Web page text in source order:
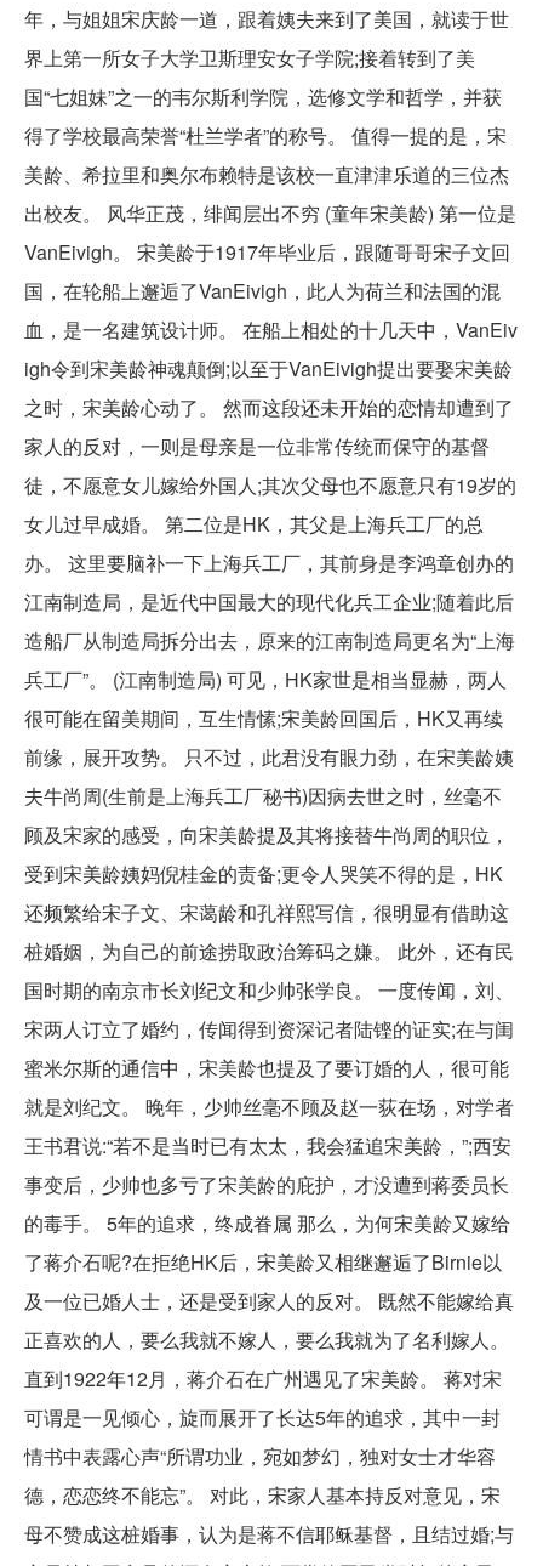
年，与姐姐宋庆龄一道，跟着姨夫来到了美国，就读于世
界上第一所女子大学卫斯理安女子学院;接着转到了美
国“七姐妹”之一的韦尔斯利学院，选修文学和哲学，并获
得了学校最高荣誉“杜兰学者”的称号。 值得一提的是，宋
美龄、希拉里和奥尔布赖特是该校一直津津乐道的三位杰
出校友。 风华正茂，绯闻层出不穷 (童年宋美龄) 第一位是
VanEivigh。 宋美龄于1917年毕业后，跟随哥哥宋子文回
国，在轮船上邂逅了VanEivigh，此人为荷兰和法国的混
血，是一名建筑设计师。 在船上相处的十几天中，VanEiv
igh令到宋美龄神魂颠倒;以至于VanEivigh提出要娶宋美龄
之时，宋美龄心动了。 然而这段还未开始的恋情却遭到了
家人的反对，一则是母亲是一位非常传统而保守的基督
徒，不愿意女儿嫁给外国人;其次父母也不愿意只有19岁的
女儿过早成婚。 第二位是HK，其父是上海兵工厂的总
办。 这里要脑补一下上海兵工厂，其前身是李鸿章创办的
江南制造局，是近代中国最大的现代化兵工企业;随着此后
造船厂从制造局拆分出去，原来的江南制造局更名为“上海
兵工厂”。 (江南制造局) 可见，HK家世是相当显赫，两人
很可能在留美期间，互生情愫;宋美龄回国后，HK又再续
前缘，展开攻势。 只不过，此君没有眼力劲，在宋美龄姨
夫牛尚周(生前是上海兵工厂秘书)因病去世之时，丝毫不
顾及宋家的感受，向宋美龄提及其将接替牛尚周的职位，
受到宋美龄姨妈倪桂金的责备;更令人哭笑不得的是，HK
还频繁给宋子文、宋蔼龄和孔祥熙写信，很明显有借助这
桩婚姻，为自己的前途捞取政治筹码之嫌。 此外，还有民
国时期的南京市长刘纪文和少帅张学良。 一度传闻，刘、
宋两人订立了婚约，传闻得到资深记者陆铿的证实;在与闺
蜜米尔斯的通信中，宋美龄也提及了要订婚的人，很可能
就是刘纪文。 晚年，少帅丝毫不顾及赵一荻在场，对学者
王书君说:“若不是当时已有太太，我会猛追宋美龄，”;西安
事变后，少帅也多亏了宋美龄的庇护，才没遭到蒋委员长
的毒手。 5年的追求，终成眷属 那么，为何宋美龄又嫁给
了蒋介石呢?在拒绝HK后，宋美龄又相继邂逅了Birnie以
及一位已婚人士，还是受到家人的反对。 既然不能嫁给真
正喜欢的人，要么我就不嫁人，要么我就为了名利嫁人。
直到1922年12月，蒋介石在广州遇见了宋美龄。 蒋对宋
可谓是一见倾心，旋而展开了长达5年的追求，其中一封
情书中表露心声“所谓功业，宛如梦幻，独对女士才华容
德，恋恋终不能忘”。 对此，宋家人基本持反对意见，宋
母不赞成这桩婚事，认为是蒋不信耶稣基督，且结过婚;与